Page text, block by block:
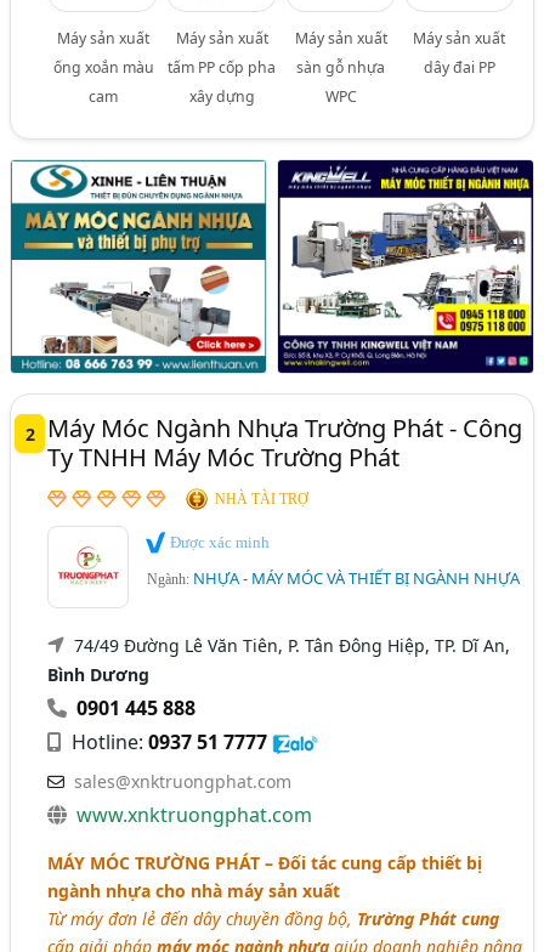
Máy sản xuất
ống xoắn màu
cam
Máy sản xuất
tấm PP cốp pha
xây dựng
Máy sản xuất
sàn gỗ nhựa
WPC
Máy sản xuất
dây đai PP
2
Máy Móc Ngành Nhựa Trường Phát - Công
Ty TNHH Máy Móc Trường Phát
NHÀ TÀI TRỢ
Được xác minh
Ngành: NHỰA - MÁY MÓC VÀ THIẾT BỊ NGÀNH NHỰA
74/49 Đường Lê Văn Tiên, P. Tân Đông Hiệp, TP. Dĩ An,
Bình Dương
0901 445 888
Hotline:0937 51 7777
sales@xnktruongphat.com
www.xnktruongphat.com
MÁY MÓC TRƯỜNG PHÁT – Đối tác cung cấp thiết bị
ngành nhựa cho nhà máy sản xuất
Từ máy đơn lẻ đến dây chuyền đồng bộ, Trường Phát cung
cấp giải phápmáy móc ngành nhựa giúp doanh nghiệp nâng